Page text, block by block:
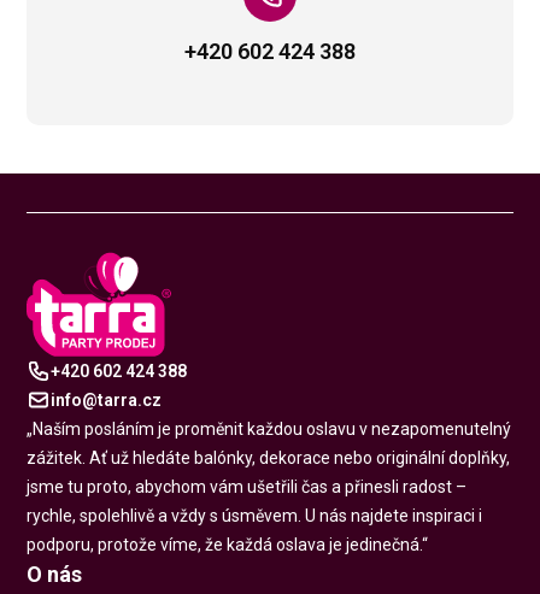
+420 602 424 388
+420 602 424 388
info@tarra.cz
„Naším posláním je proměnit každou oslavu v nezapomenutelný
zážitek. Ať už hledáte balónky, dekorace nebo originální doplňky,
jsme tu proto, abychom vám ušetřili čas a přinesli radost –
rychle, spolehlivě a vždy s úsměvem. U nás najdete inspiraci i
podporu, protože víme, že každá oslava je jedinečná.“
O nás